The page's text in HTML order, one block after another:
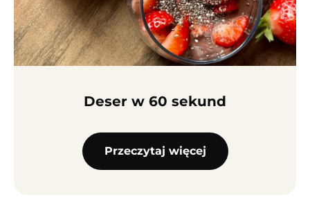
Deser w 60 sekund
Przeczytaj więcej